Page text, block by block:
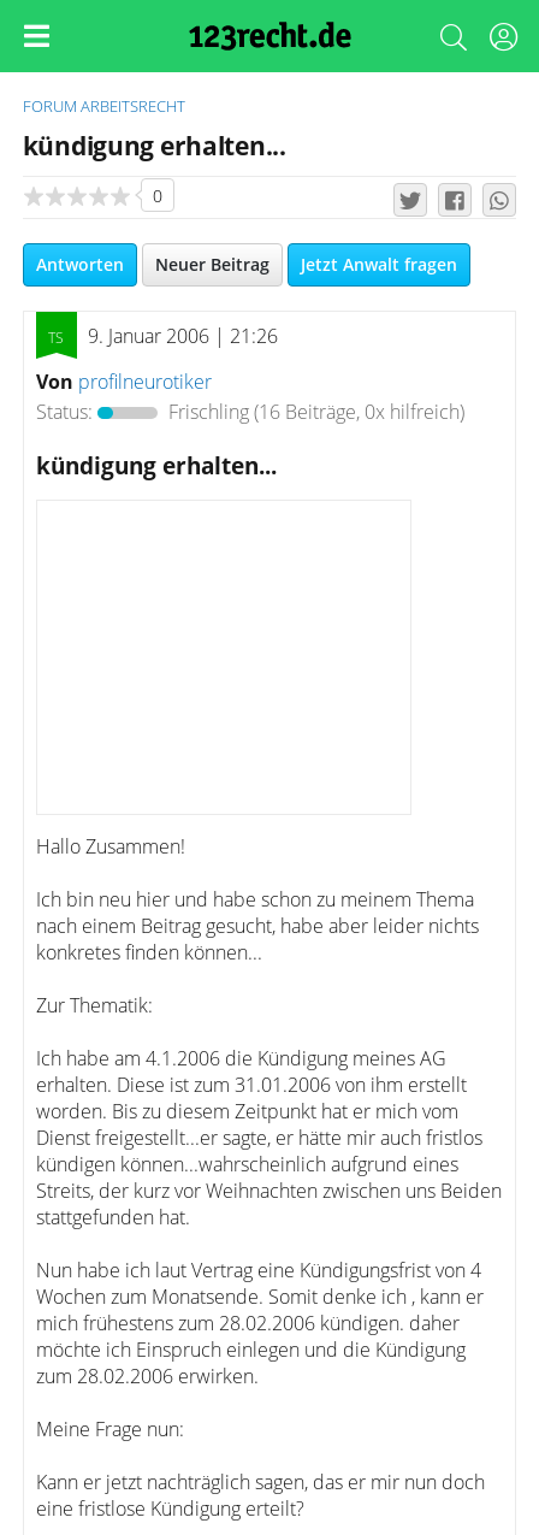
FORUM ARBEITSRECHT
kündigung erhalten...
0
Antworten Neuer Beitrag Jetzt Anwalt fragen
9. Januar 2006 | 21:26
Von profilneurotiker
Status:
Frischling(16 Beiträge, 0x hilfreich)
kündigung erhalten...
Hallo Zusammen!
Ich bin neu hier und habe schon zu meinem Thema
nach einem Beitrag gesucht, habe aber leider nichts
konkretes finden können...
Zur Thematik:
Ich habe am 4.1.2006 die Kündigung meines AG
erhalten. Diese ist zum 31.01.2006 von ihm erstellt
worden. Bis zu diesem Zeitpunkt hat er mich vom
Dienst freigestellt...er sagte, er hätte mir auch fristlos
kündigen können...wahrscheinlich aufgrund eines
Streits, der kurz vor Weihnachten zwischen uns Beiden
stattgefunden hat.
Nun habe ich laut Vertrag eine Kündigungsfrist von 4
Wochen zum Monatsende. Somit denke ich , kann er
mich frühestens zum 28.02.2006 kündigen. daher
möchte ich Einspruch einlegen und die Kündigung
zum 28.02.2006 erwirken.
Meine Frage nun:
Kann er jetzt nachträglich sagen, das er mir nun doch
eine fristlose Kündigung erteilt?